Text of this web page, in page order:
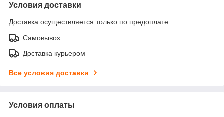
Условия доставки
Доставка осуществляется только по предоплате.
Самовывоз
Доставка курьером
Все условия доставки
Условия оплаты